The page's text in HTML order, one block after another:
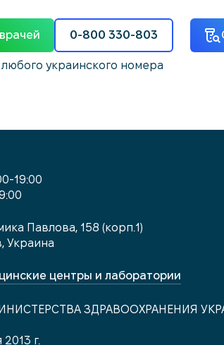
0-800 330-803
любого украинского номера
19:00
Павлова, 158 (корп.1)
Украина
центры и лаборатории
ЗДРАВООХРАНЕНИЯ
г.